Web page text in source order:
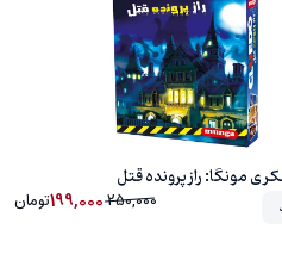
مونگا: راز پرونده قتل
250,000
199,000تومان